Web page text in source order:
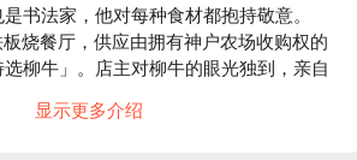
书法家，他对每种食材都抱持敬意。
烧餐厅，供应由拥有神户农场收购权的
柳牛」。店主对柳牛的眼光独到，亲自
包厢共有三个，但如果拆除隔板，可以
显示更多介绍